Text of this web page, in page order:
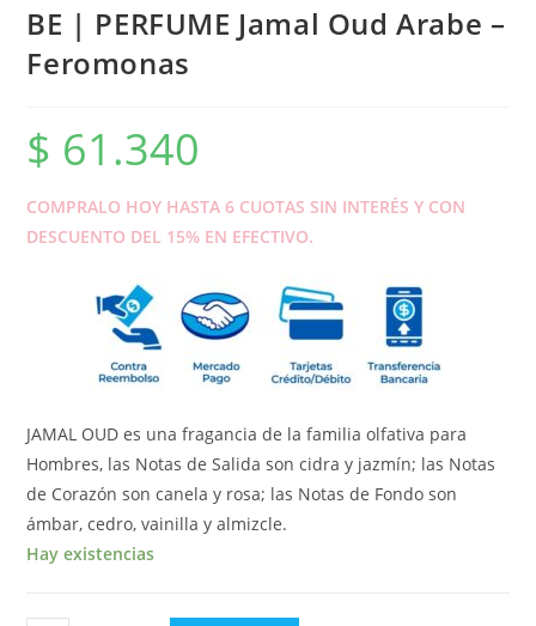
BE | PERFUME Jamal Oud Arabe –
Feromonas
$ 61.340
COMPRALO HOY HASTA 6 CUOTAS SIN INTERÉS Y CON
DESCUENTO DEL 15% EN EFECTIVO.
JAMAL OUD es una fragancia de la familia olfativa para
Hombres, las Notas de Salida son cidra y jazmín; las Notas
de Corazón son canela y rosa; las Notas de Fondo son
ámbar, cedro, vainilla y almizcle.
Hay existencias